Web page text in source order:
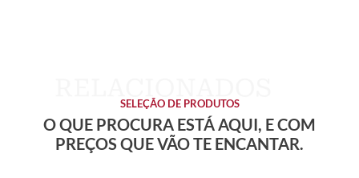
SELEÇÃO DE PRODUTOS
O QUE PROCURA ESTÁ AQUI, E COM
PREÇOS QUE VÃO TE ENCANTAR.